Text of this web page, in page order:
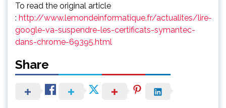
To read the original article
: http://www.lemondeinformatique.fr/actualites/lire-
google-va-suspendre-les-certificats-symantec-
dans-chrome-69395.html
Share